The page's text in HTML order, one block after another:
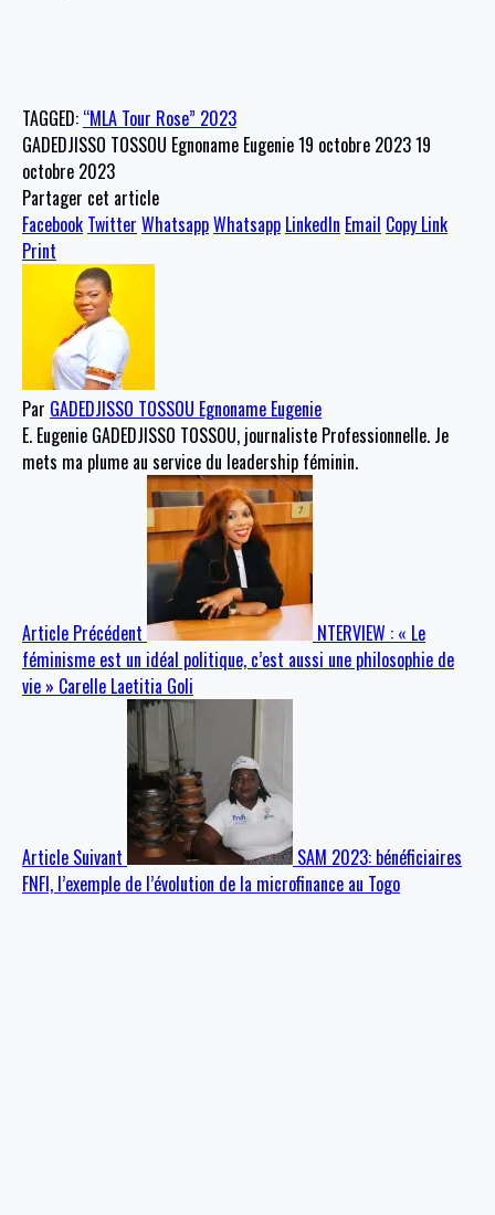
TAGGED: “MLA Tour Rose” 2023
GADEDJISSO TOSSOU Egnoname Eugenie19 octobre 202319
octobre 2023
Partager cet article
Facebook Twitter WhatsappWhatsapp LinkedIn Email Copy Link
Print
Par GADEDJISSO TOSSOU Egnoname Eugenie
E. Eugenie GADEDJISSO TOSSOU, journaliste Professionnelle. Je
mets ma plume au service du leadership féminin.
Article Précédent
NTERVIEW : « Le
féminisme est un idéal politique, c’est aussi une philosophie de
vie » Carelle Laetitia Goli
Article Suivant
SAM 2023: bénéficiaires
FNFI, l’exemple de l’évolution de la microfinance au Togo